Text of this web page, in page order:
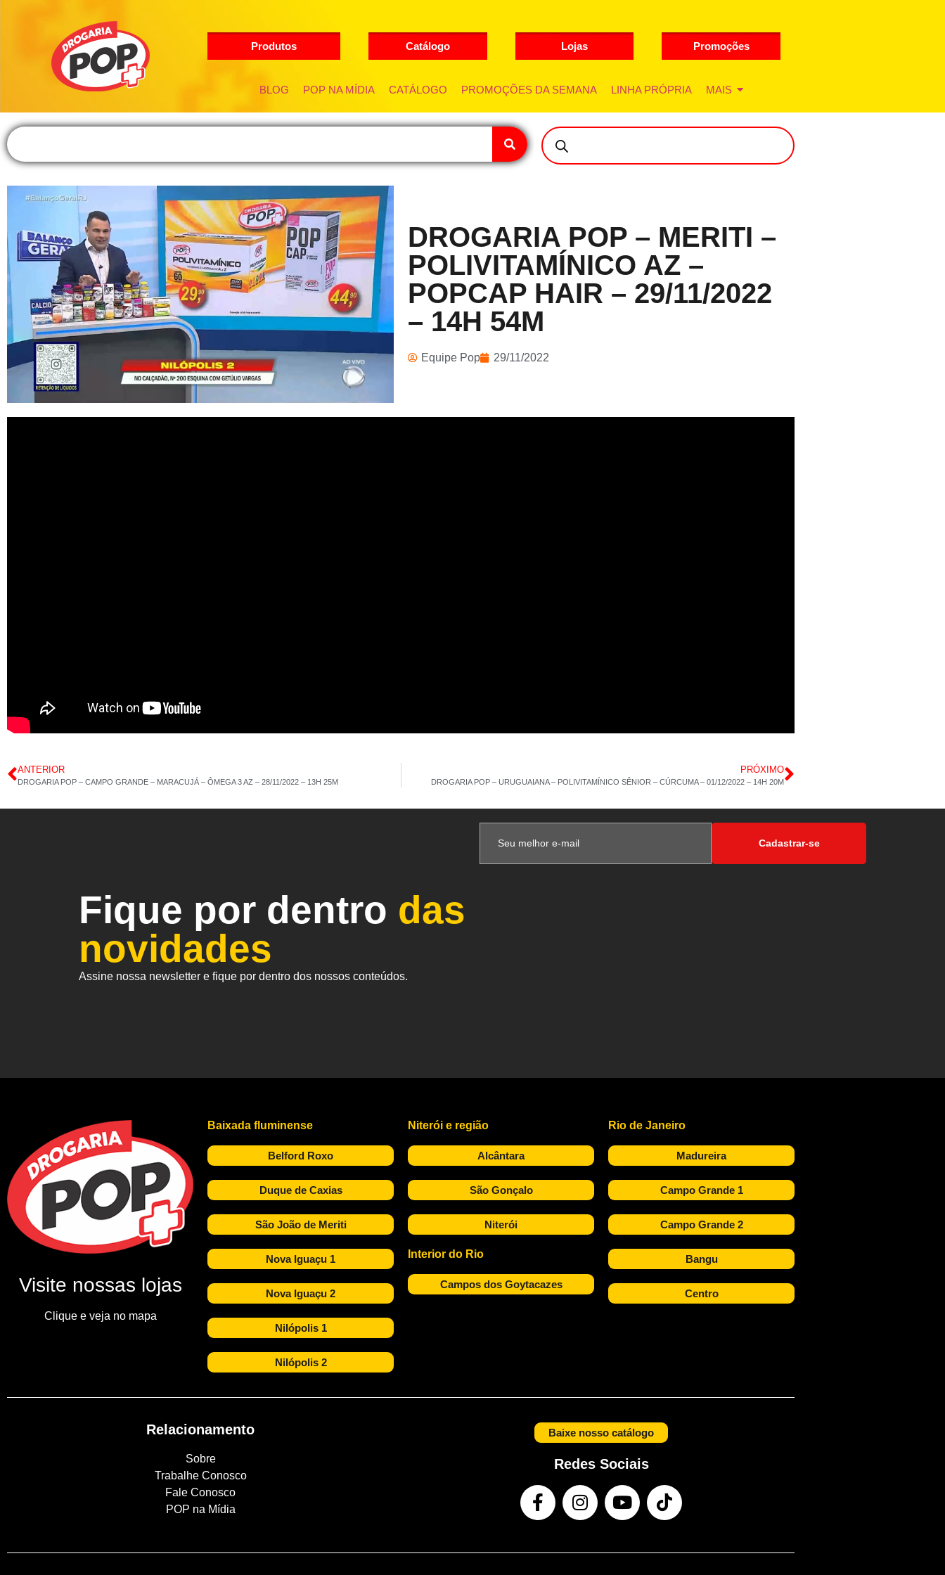
Produtos Catálogo Lojas Promoções
BLOG POP NA MÍDIA CATÁLOGO PROMOÇÕES DA SEMANA LINHA PRÓPRIA MAIS
DROGARIA POP – MERITI –
POLIVITAMÍNICO AZ –
POPCAP HAIR – 29/11/2022
– 14H 54M
Equipe Pop 29/11/2022
ANTERIOR
DROGARIA POP – CAMPO GRANDE – MARACUJÁ – ÔMEGA 3 AZ – 28/11/2022 – 13H 25M
PRÓXIMO
DROGARIA POP – URUGUAIANA – POLIVITAMÍNICO SÊNIOR – CÚRCUMA – 01/12/2022 – 14H 20M
Fique por dentro das
novidades
Assine nossa newsletter e fique por dentro dos nossos conteúdos.
Cadastrar-se
Visite nossas lojas
Clique e veja no mapa
Baixada fluminense
Belford Roxo
Duque de Caxias
São João de Meriti
Nova Iguaçu 1
Nova Iguaçu 2
Nilópolis 1
Nilópolis 2
Niterói e região
Alcântara
São Gonçalo
Niterói
Interior do Rio
Campos dos Goytacazes
Rio de Janeiro
Madureira
Campo Grande 1
Campo Grande 2
Bangu
Centro
Relacionamento
Sobre
Trabalhe Conosco
Fale Conosco
POP na Mídia
Baixe nosso catálogo
Redes Sociais